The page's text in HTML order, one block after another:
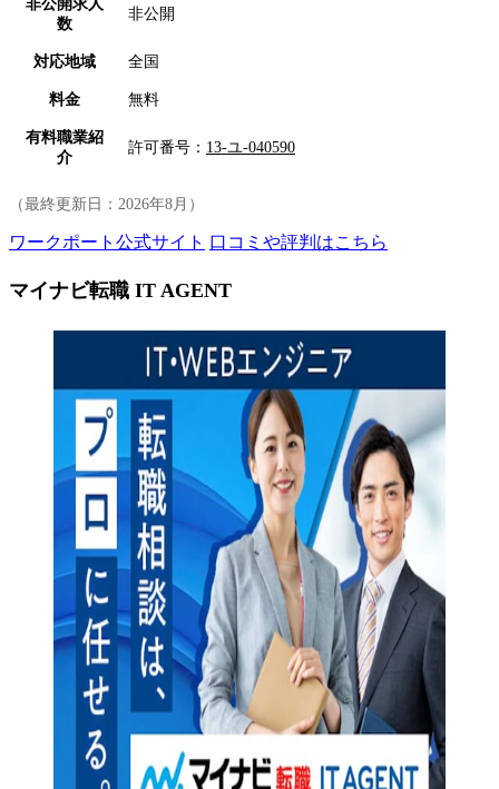
非公開求人
数
非公開
対応地域 全国
料金 無料
有料職業紹
介
許可番号： 13-ユ-040590
（最終更新日： 2026年8月 ）
ワークポート公式サイト 口コミや評判はこちら
マイナビ転職 IT AGENT